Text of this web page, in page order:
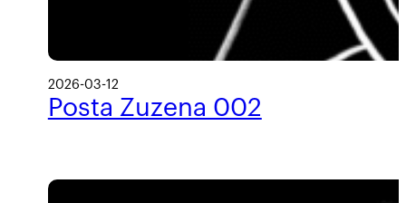
2026-03-12
Posta Zuzena 002